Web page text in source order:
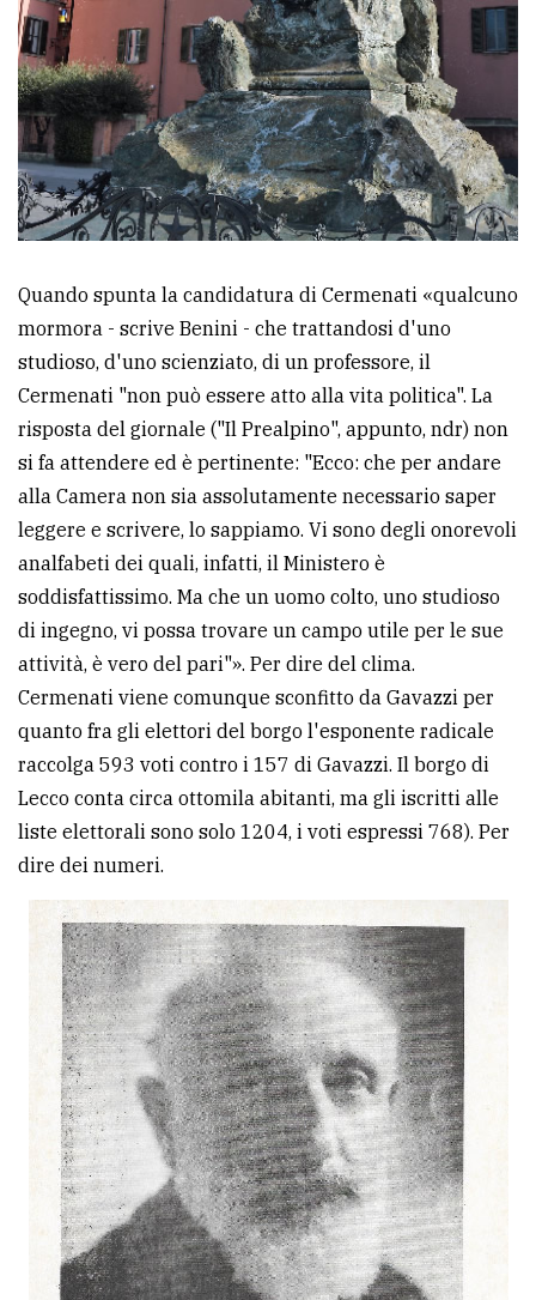
Quando spunta la candidatura di Cermenati «qualcuno
mormora - scrive Benini - che trattandosi d'uno
studioso, d'uno scienziato, di un professore, il
Cermenati "non può essere atto alla vita politica". La
risposta del giornale ("Il Prealpino", appunto, ndr) non
si fa attendere ed è pertinente: "Ecco: che per andare
alla Camera non sia assolutamente necessario saper
leggere e scrivere, lo sappiamo. Vi sono degli onorevoli
analfabeti dei quali, infatti, il Ministero è
soddisfattissimo. Ma che un uomo colto, uno studioso
di ingegno, vi possa trovare un campo utile per le sue
attività, è vero del pari"». Per dire del clima.
Cermenati viene comunque sconfitto da Gavazzi per
quanto fra gli elettori del borgo l'esponente radicale
raccolga 593 voti contro i 157 di Gavazzi. Il borgo di
Lecco conta circa ottomila abitanti, ma gli iscritti alle
liste elettorali sono solo 1204, i voti espressi 768). Per
dire dei numeri.